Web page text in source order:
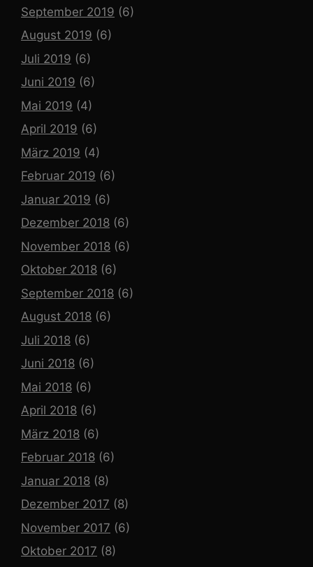
September 2019 (6)
August 2019 (6)
Juli 2019 (6)
Juni 2019 (6)
Mai 2019 (4)
April 2019 (6)
März 2019 (4)
Februar 2019 (6)
Januar 2019 (6)
Dezember 2018 (6)
November 2018 (6)
Oktober 2018 (6)
September 2018 (6)
August 2018 (6)
Juli 2018 (6)
Juni 2018 (6)
Mai 2018 (6)
April 2018 (6)
März 2018 (6)
Februar 2018 (6)
Januar 2018 (8)
Dezember 2017 (8)
November 2017 (6)
Oktober 2017 (8)